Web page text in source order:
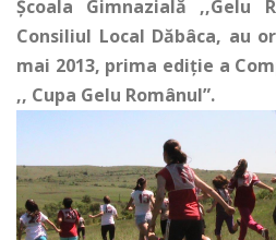
Şcoala Gimnazială ,,Gelu
Consiliul Local Dăbâca, au
mai 2013, prima ediţie a
,, Cupa Gelu Românul”.